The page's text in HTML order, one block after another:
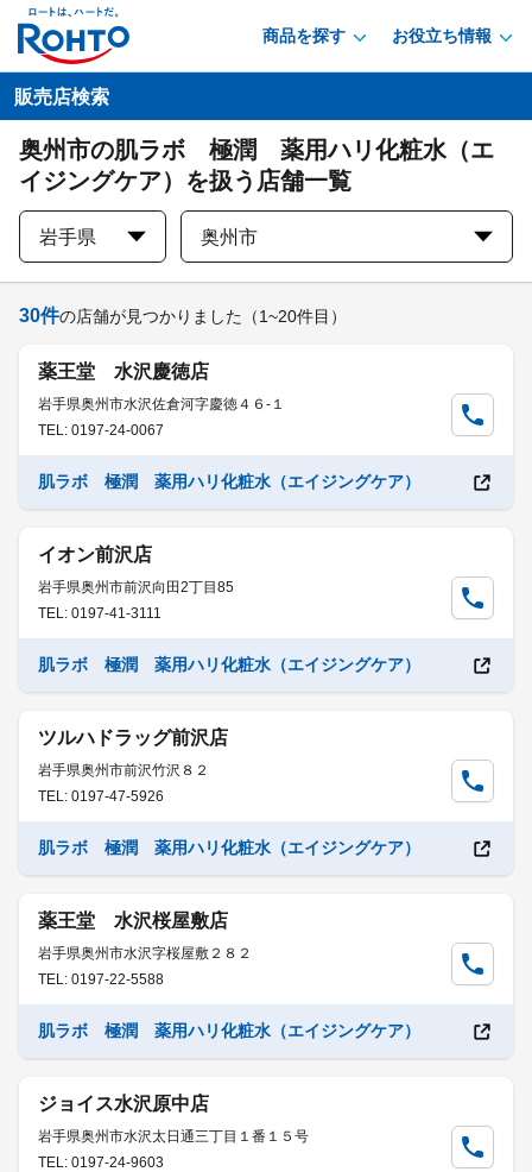
商品を探す お役立ち情報
販売店検索
奥州市の肌ラボ 極潤 薬用ハリ化粧水（エ
イジングケア）を扱う店舗一覧
岩手県 奥州市
30件の店舗が見つかりました （1~20件目）
薬王堂 水沢慶徳店
岩手県奥州市水沢佐倉河字慶徳４６-１
TEL: 0197-24-0067
肌ラボ 極潤 薬用ハリ化粧水（エイジングケア）
イオン前沢店
岩手県奥州市前沢向田2丁目85
TEL: 0197-41-3111
肌ラボ 極潤 薬用ハリ化粧水（エイジングケア）
ツルハドラッグ前沢店
岩手県奥州市前沢竹沢８２
TEL: 0197-47-5926
肌ラボ 極潤 薬用ハリ化粧水（エイジングケア）
薬王堂 水沢桜屋敷店
岩手県奥州市水沢字桜屋敷２８２
TEL: 0197-22-5588
肌ラボ 極潤 薬用ハリ化粧水（エイジングケア）
ジョイス水沢原中店
岩手県奥州市水沢太日通三丁目１番１５号
TEL: 0197-24-9603